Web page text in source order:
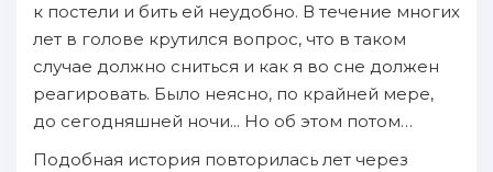
к постели и бить ей неудобно. В течение многих
лет в голове крутился вопрос, что в таком
случае должно сниться и как я во сне должен
реагировать. Было неясно, по крайней мере,
до сегодняшней ночи... Но об этом потом…
Подобная история повторилась лет через